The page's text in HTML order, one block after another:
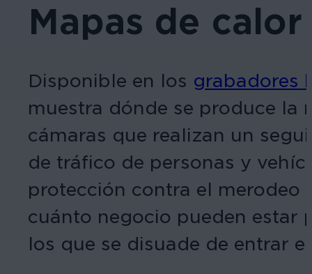
Mapas de calor
Disponible en los grabadores
muestra dónde se produce la
cámaras que realizan un
de tráfico de personas y
protección contra el merodeo
cuánto negocio pueden estar
los que se disuade de entrar